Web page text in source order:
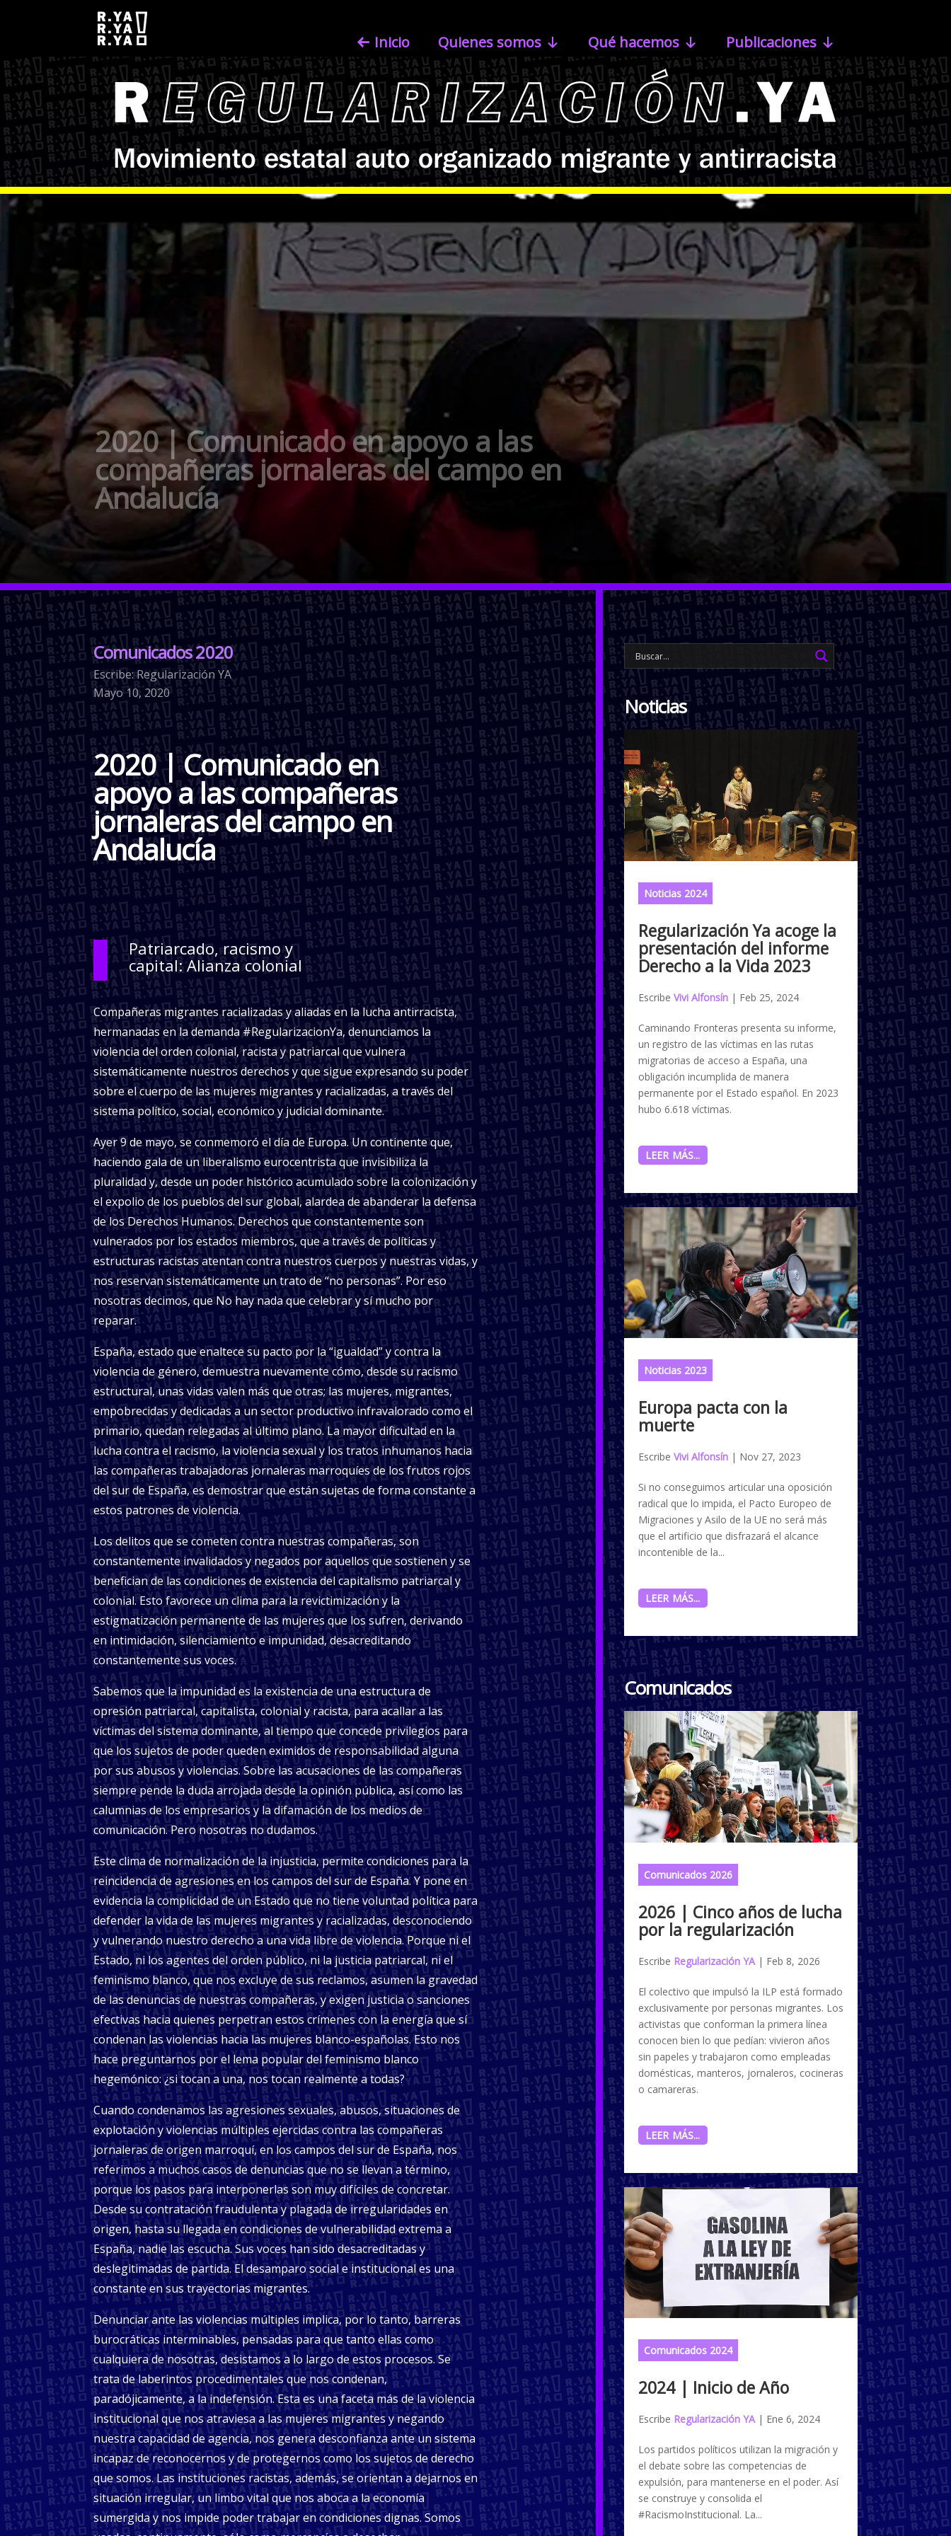
Inicio Quienes somos Qué hacemos Publicaciones
2020 | Comunicado en apoyo a las
compañeras jornaleras del campo en
Andalucía
Comunicados 2020
Escribe: Regularización YA
Mayo 10, 2020
2020 | Comunicado en
apoyo a las compañeras
jornaleras del campo en
Andalucía
Patriarcado, racismo y
capital: Alianza colonial
Compañeras migrantes racializadas y aliadas en la lucha antirracista,
hermanadas en la demanda #RegularizacionYa, denunciamos la
violencia del orden colonial, racista y patriarcal que vulnera
sistemáticamente nuestros derechos y que sigue expresando su poder
sobre el cuerpo de las mujeres migrantes y racializadas, a través del
sistema político, social, económico y judicial dominante.
Ayer 9 de mayo, se conmemoró el día de Europa. Un continente que,
haciendo gala de un liberalismo eurocentrista que invisibiliza la
pluralidad y, desde un poder histórico acumulado sobre la colonización y
el expolio de los pueblos del sur global, alardea de abanderar la defensa
de los Derechos Humanos. Derechos que constantemente son
vulnerados por los estados miembros, que a través de políticas y
estructuras racistas atentan contra nuestros cuerpos y nuestras vidas, y
nos reservan sistemáticamente un trato de “no personas”. Por eso
nosotras decimos, que No hay nada que celebrar y sí mucho por
reparar.
España, estado que enaltece su pacto por la “igualdad” y contra la
violencia de género, demuestra nuevamente cómo, desde su racismo
estructural, unas vidas valen más que otras; las mujeres, migrantes,
empobrecidas y dedicadas a un sector productivo infravalorado como el
primario, quedan relegadas al último plano. La mayor dificultad en la
lucha contra el racismo, la violencia sexual y los tratos inhumanos hacia
las compañeras trabajadoras jornaleras marroquíes de los frutos rojos
del sur de España, es demostrar que están sujetas de forma constante a
estos patrones de violencia.
Los delitos que se cometen contra nuestras compañeras, son
constantemente invalidados y negados por aquellos que sostienen y se
benefician de las condiciones de existencia del capitalismo patriarcal y
colonial. Esto favorece un clima para la revictimización y la
estigmatización permanente de las mujeres que los sufren, derivando
en intimidación, silenciamiento e impunidad, desacreditando
constantemente sus voces.
Sabemos que la impunidad es la existencia de una estructura de
opresión patriarcal, capitalista, colonial y racista, para acallar a las
víctimas del sistema dominante, al tiempo que concede privilegios para
que los sujetos de poder queden eximidos de responsabilidad alguna
por sus abusos y violencias. Sobre las acusaciones de las compañeras
siempre pende la duda arrojada desde la opinión pública, así como las
calumnias de los empresarios y la difamación de los medios de
comunicación. Pero nosotras no dudamos.
Este clima de normalización de la injusticia, permite condiciones para la
reincidencia de agresiones en los campos del sur de España. Y pone en
evidencia la complicidad de un Estado que no tiene voluntad política para
defender la vida de las mujeres migrantes y racializadas, desconociendo
y vulnerando nuestro derecho a una vida libre de violencia. Porque ni el
Estado, ni los agentes del orden público, ni la justicia patriarcal, ni el
feminismo blanco, que nos excluye de sus reclamos, asumen la gravedad
de las denuncias de nuestras compañeras, y exigen justicia o sanciones
efectivas hacia quienes perpetran estos crímenes con la energía que sí
condenan las violencias hacia las mujeres blanco-españolas. Esto nos
hace preguntarnos por el lema popular del feminismo blanco
hegemónico: ¿si tocan a una, nos tocan realmente a todas?
Cuando condenamos las agresiones sexuales, abusos, situaciones de
explotación y violencias múltiples ejercidas contra las compañeras
jornaleras de origen marroquí, en los campos del sur de España, nos
referimos a muchos casos de denuncias que no se llevan a término,
porque los pasos para interponerlas son muy difíciles de concretar.
Desde su contratación fraudulenta y plagada de irregularidades en
origen, hasta su llegada en condiciones de vulnerabilidad extrema a
España, nadie las escucha. Sus voces han sido desacreditadas y
deslegitimadas de partida. El desamparo social e institucional es una
constante en sus trayectorias migrantes.
Denunciar ante las violencias múltiples implica, por lo tanto, barreras
burocráticas interminables, pensadas para que tanto ellas como
cualquiera de nosotras, desistamos a lo largo de estos procesos. Se
trata de laberintos procedimentales que nos condenan,
paradójicamente, a la indefensión. Esta es una faceta más de la violencia
institucional que nos atraviesa a las mujeres migrantes y negando
nuestra capacidad de agencia, nos genera desconfianza ante un sistema
incapaz de reconocernos y de protegernos como los sujetos de derecho
que somos. Las instituciones racistas, además, se orientan a dejarnos en
situación irregular, un limbo vital que nos aboca a la economía
sumergida y nos impide poder trabajar en condiciones dignas. Somos
Noticias
Noticias 2024
Regularización Ya acoge la
presentación del informe
Derecho a la Vida 2023
Escribe Vivi Alfonsín | Feb 25, 2024
Caminando Fronteras presenta su informe,
un registro de las víctimas en las rutas
migratorias de acceso a España, una
obligación incumplida de manera
permanente por el Estado español. En 2023
hubo 6.618 víctimas.
LEER MÁS...
Noticias 2023
Europa pacta con la
muerte
Escribe Vivi Alfonsín | Nov 27, 2023
Si no conseguimos articular una oposición
radical que lo impida, el Pacto Europeo de
Migraciones y Asilo de la UE no será más
que el artificio que disfrazará el alcance
incontenible de la...
LEER MÁS...
Comunicados
Comunicados 2026
2026 | Cinco años de lucha
por la regularización
Escribe Regularización YA| Feb 8, 2026
El colectivo que impulsó la ILP está formado
exclusivamente por personas migrantes. Los
activistas que conforman la primera línea
conocen bien lo que pedían: vivieron años
sin papeles y trabajaron como empleadas
domésticas, manteros, jornaleros, cocineras
o camareras.
LEER MÁS...
Comunicados 2024
2024 | Inicio de Año
Escribe Regularización YA| Ene 6, 2024
Los partidos políticos utilizan la migración y
el debate sobre las competencias de
expulsión, para mantenerse en el poder. Así
se construye y consolida el
#RacismoInstitucional. La...